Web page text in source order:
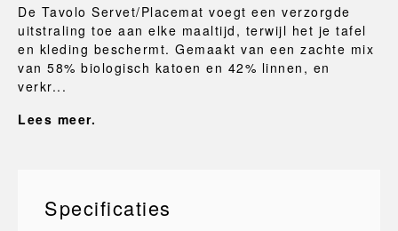
De Tavolo Servet/Placemat voegt een verzorgde
uitstraling toe aan elke maaltijd, terwijl het je tafel
en kleding beschermt. Gemaakt van een zachte mix
van 58% biologisch katoen en 42% linnen, en
verkr...
Lees meer.
Specificaties